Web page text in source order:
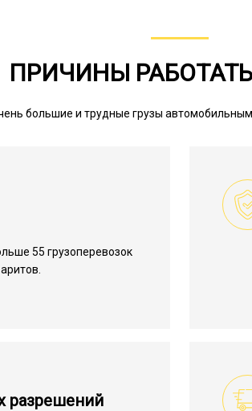
ПРИЧИНЫ
большие и трудные грузы автомобильным
55 грузоперевозок
разрешений